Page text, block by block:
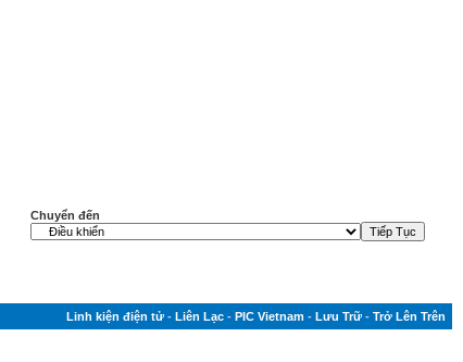
Chuyển đến
Linh kiện điện tử - Liên Lạc - PIC Vietnam - Lưu Trữ - Trở Lên Trên